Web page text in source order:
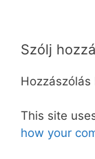
Szólj
This site
how your